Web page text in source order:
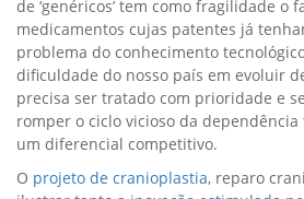
de ‘genéricos’ tem como fragilidade o
medicamentos cujas patentes já
problema do conhecimento
dificuldade do nosso país em evoluir de
precisa ser tratado com prioridade e
romper o ciclo vicioso da
um diferencial competitivo.
O projeto de cranioplastia, reparo